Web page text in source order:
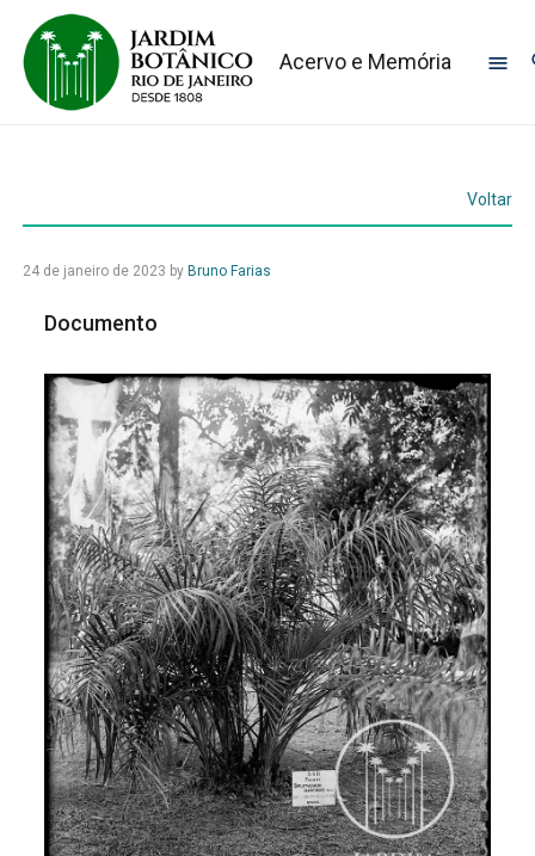
Acervo e Memória
Voltar
24 de janeiro de 2023 by Bruno Farias
Documento